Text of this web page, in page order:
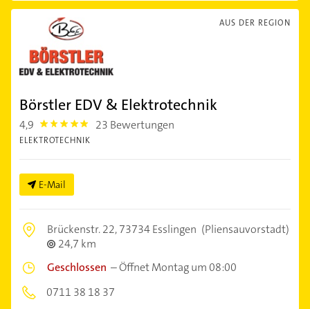
AUS DER REGION
Börstler EDV & Elektrotechnik
4,9 4.9 23 Bewertungen
ELEKTROTECHNIK
E-Mail
Brückenstr. 22,73734 Esslingen (Pliensauvorstadt)
24,7 km
Geschlossen –Öffnet Montag um 08:00
0711 38 18 37